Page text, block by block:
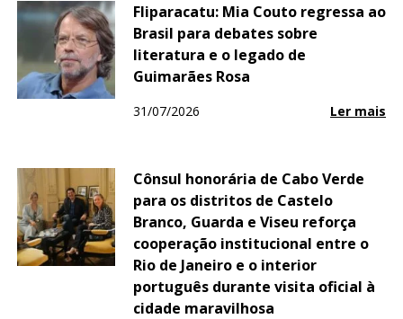
Fliparacatu: Mia Couto regressa ao
Brasil para debates sobre
literatura e o legado de
Guimarães Rosa
31/07/2026 Ler mais
Cônsul honorária de Cabo Verde
para os distritos de Castelo
Branco, Guarda e Viseu reforça
cooperação institucional entre o
Rio de Janeiro e o interior
português durante visita oficial à
cidade maravilhosa